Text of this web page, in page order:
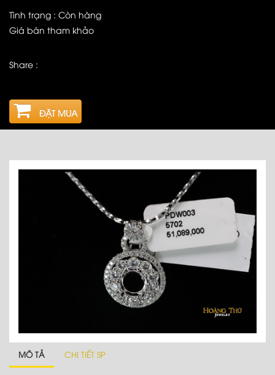
Tình trạng : Còn hàng
Giá bán tham khảo
Share :
ĐẶT MUA
MÔ TẢ CHI TIẾT SP